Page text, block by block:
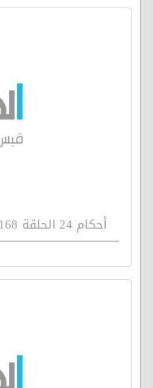
أحكام 24 الحلقة 168